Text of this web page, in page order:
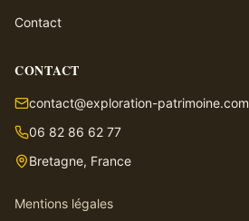
Contact
CONTACT
contact@exploration-patrimoine.com
06 82 86 62 77
Bretagne, France
Mentions légales